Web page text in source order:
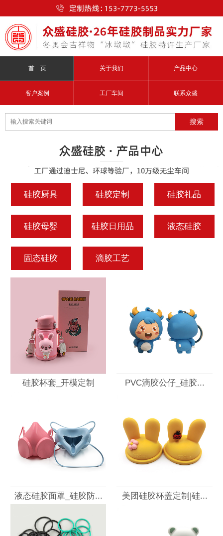
首 页 关于我们 产品中心
客户案例 工厂车间 联系众盛
硅胶厨具 硅胶定制 硅胶礼品
硅胶母婴 硅胶日用品 液态硅胶
固态硅胶 滴胶工艺
硅胶杯套_开模定制 PVC滴胶公仔_硅胶...
液态硅胶面罩_硅胶防... 美团硅胶杯盖定制|硅...